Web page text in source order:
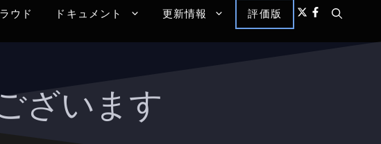
ウド ドキュメント 更新情報 評価版
ざいます